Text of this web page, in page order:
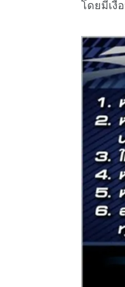
โดยมีเงื่